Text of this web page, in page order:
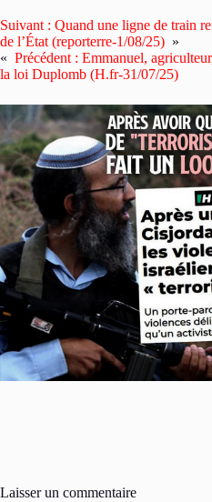
Suivant : Quand une ligne de train
de l’État (reporterre-1/08/25) »
« Précédent : Emmanuel,
la loi Duplomb (H.fr-31/07/25)
Laisser un commentaire